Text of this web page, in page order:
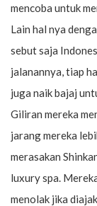
mencoba untuk
Lain hal nya
sebut saja
jalanannya, tiap
juga naik bajaj
Giliran mereka
jarang mereka
merasakan
luxury spa.
menolak jika